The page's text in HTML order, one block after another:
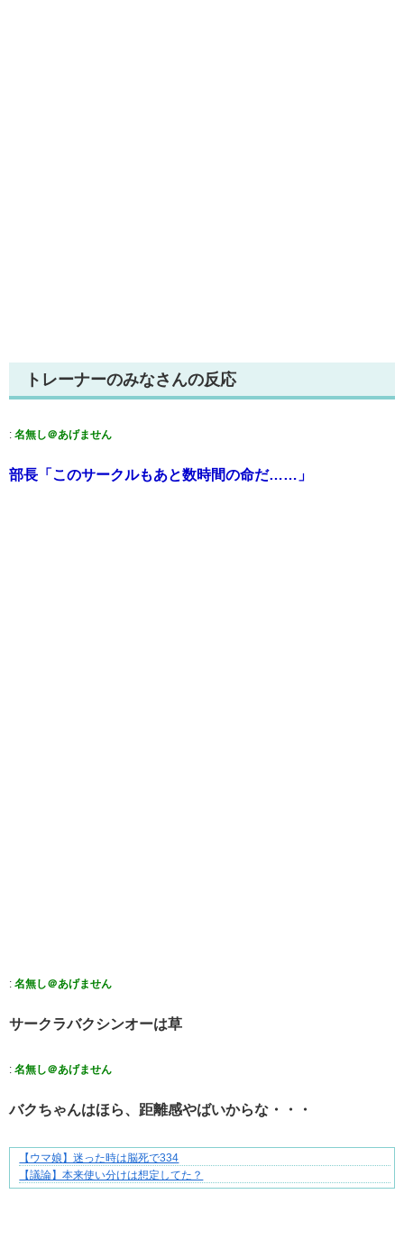
トレーナーのみなさんの反応
: 名無し＠あげません
部長「このサークルもあと数時間の命だ……」
: 名無し＠あげません
サークラバクシンオーは草
: 名無し＠あげません
バクちゃんはほら、距離感やばいからな・・・
好青年の片思いが壊れていくまで
【ウマ娘】迷った時は脳死で334
【議論】本来使い分けは想定してた？